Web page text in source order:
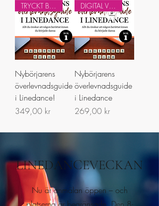
Nybörjarens
överlevnadsguide
i Linedance!
Pris
349,00 kr
Nybörjarens
överlevnadsguide
i Linedance
Pris
269,00 kr
LINEDANCEVECKAN
Nu är anmälan öppen – och